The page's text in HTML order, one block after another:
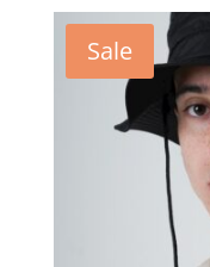
€59,95.€30,00.
Sale